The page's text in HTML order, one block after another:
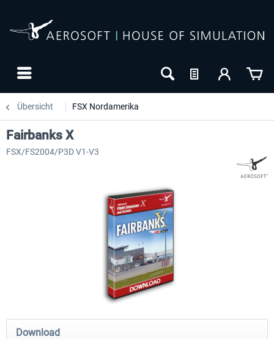
Übersicht FSX Nordamerika
Airports of Mexiko City & Central US Cities X - Chicago
Fairbanks X
FSX/FS2004/P3D V1-V3
Download